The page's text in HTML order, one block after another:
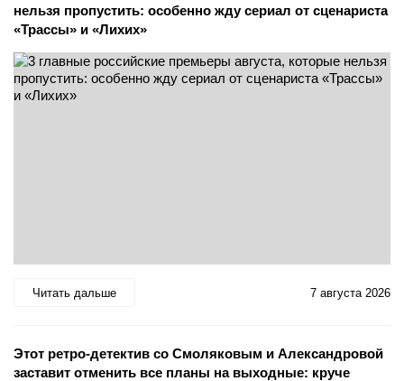
нельзя пропустить: особенно жду сериал от сценариста
«Трассы» и «Лихих»
Читать дальше 7 августа 2026
Этот ретро-детектив со Смоляковым и Александровой
заставит отменить все планы на выходные: круче